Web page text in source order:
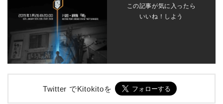
この記事が気に入ったら
いいね！しよう
Twitter でKitokitoを